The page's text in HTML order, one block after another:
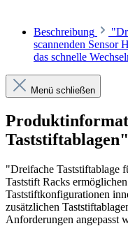
Beschreibung
scannenden Sensor
das schnelle
Menü schließen
Taststiftablagen"
"Dreifache Taststiftablage
Taststift Racks
Taststiftkonfigurationen
zusätzlichen
Anforderungen angepasst